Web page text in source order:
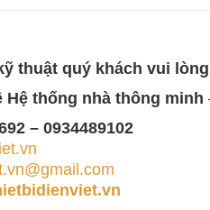
thuật quý khách vui lòng
Hệ thống nhà thông minh
– 0934489102